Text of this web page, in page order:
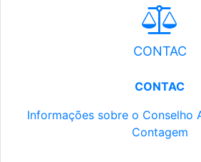
CONTAC
CONTAC
Informações sobre o Conselho
Contagem